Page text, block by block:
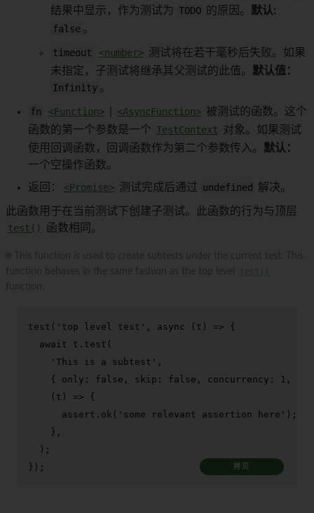
结果中显示，作为测试为 TODO 的原因。 默认:
false 。
timeout <number> 测试将在若干毫秒后失败。如果
未指定，子测试将继承其父测试的此值。 默认值：
Infinity 。
fn <Function> <AsyncFunction> 被测试的函数。这个
函数的第一个参数是一个 TestContext 对象。如果测试
使用回调函数，回调函数作为第二个参数传入。 默认：
一个空操作函数。
返回：
<Promise> 测试完成后通过 undefined 解决。
此函数用于在当前测试下创建子测试。此函数的行为与顶层
test()
函数相同。
test ( 'top level test' , async
(t) => {
await t. test (
'This is a subtest' ,
    {
only : false , skip : false , concurrency : 1 ,
( t ) => {
      assert.
ok ( 'some relevant assertion here' );
    },
  );
});
拷贝